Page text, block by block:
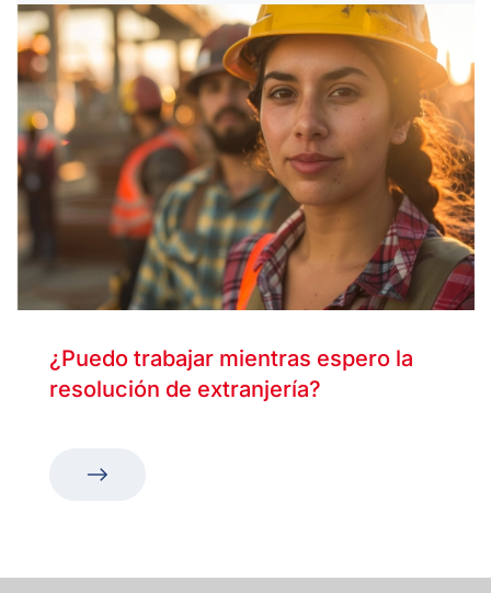
¿Puedo trabajar mientras espero la
resolución de extranjería?